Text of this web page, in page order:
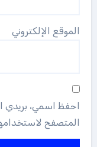
الموقع الإلكتروني
احفظ اسمي، بريدي
المتصفح